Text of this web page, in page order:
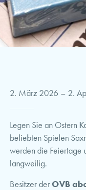
2. März 2026 – 2.
Legen Sie an Ostern
beliebten Spielen
werden die Feiertage
langweilig.
Besitzer derOVB